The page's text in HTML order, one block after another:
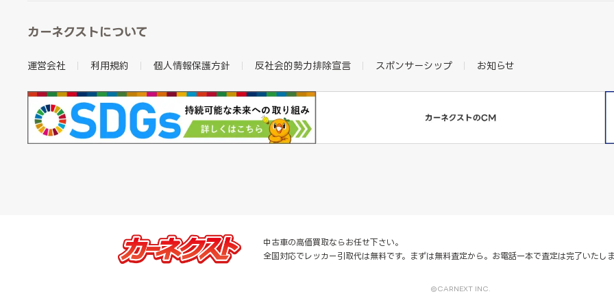
カーネクストについて
運営会社 利用規約 個人情報保護方針 反社会的勢力排除宣言 スポンサーシップ お知らせ
中古車の高価買取ならお任せ下さい。
全国対応でレッカー引取代は無料です。まずは無料査定から。お電話一本で査定は完了いたし
©CARNEXT INC.